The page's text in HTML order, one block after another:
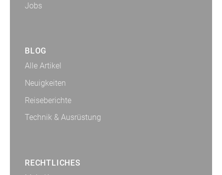
Jobs
BLOG
Alle Artikel
Neuigkeiten
Reiseberichte
Technik & Ausrüstung
RECHTLICHES